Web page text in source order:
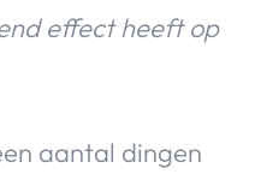
effect heeft op
aantal dingen